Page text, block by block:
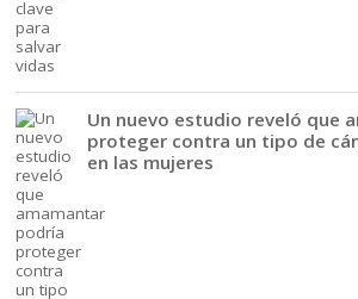
Un nuevo estudio reveló que
proteger contra un tipo de
en las mujeres